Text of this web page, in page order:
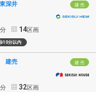
建 売
深井
分 14区画
10分以内
建 売
建売
分 32区画